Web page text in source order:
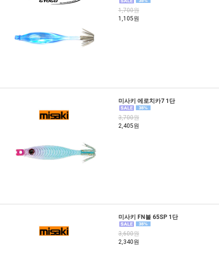
1,700원
1,105원
미사키 에로치카7 1단
3,700원
2,405원
미사키 FN불 65SP 1단
3,600원
2,340원